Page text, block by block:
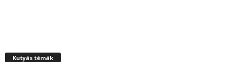
Kutyás témák